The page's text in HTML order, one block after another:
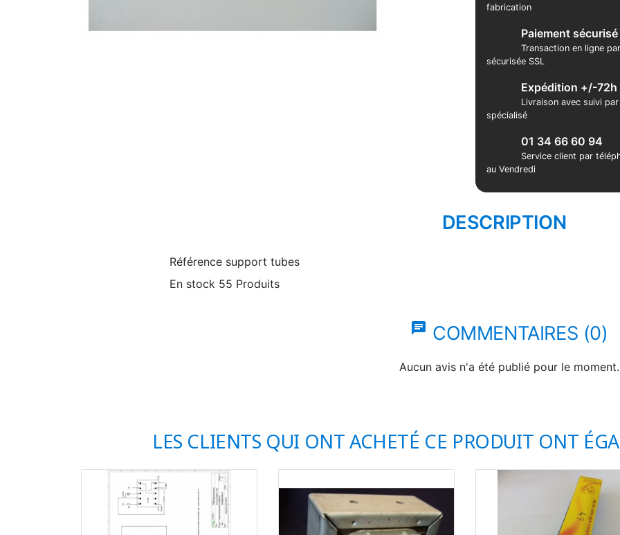
fabrication
Paiement sécurisé
Transaction en ligne
sécurisée SSL
Expédition +/-72h
Livraison avec suivi
spécialisé
01 34 66 60 94
Service client par
au Vendredi
DESCRIPTION
Référence support tubes
En stock 55 Produits
chat COMMENTAIRES (0)
Aucun avis n'a été publié pour le moment.
LES CLIENTS QUI ONT ACHETÉ CE PRODUIT ONT